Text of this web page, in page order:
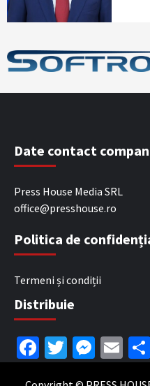
Date contact
Press House Media SRL
office@presshouse.ro
Politica de
Termeni și condiții
Distribuie
Facebook
Twitter